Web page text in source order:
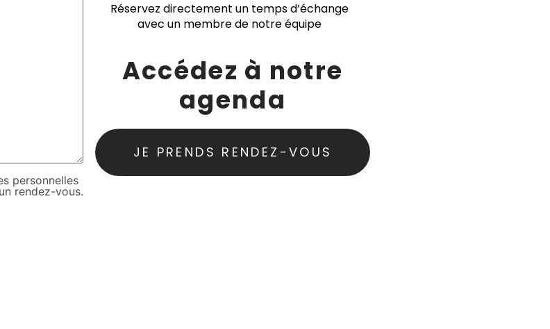
personnelles
rendez-vous.
Réservez directement un temps d’échange
avec un membre de notre équipe
Accédez à notre
agenda
JE PRENDS RENDEZ-VOUS